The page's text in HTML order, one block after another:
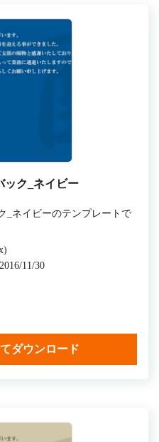
ック_ネイビー
_ネイビーのテンプレートで
11/30
ダウンロード